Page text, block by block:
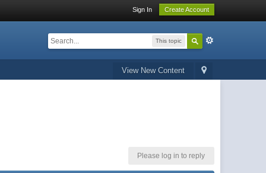
Sign In Create Account
This topic
View New Content
Please log in to reply